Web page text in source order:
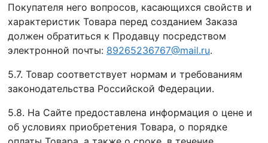
Покупателя него вопросов, касающихся свойств и
характеристик Товара перед созданием Заказа
должен обратиться к Продавцу посредством
электронной почты: 89265236767@mail.ru.
5.7. Товар соответствует нормам и требованиям
законодательства Российской Федерации.
5.8. На Сайте предоставлена информация о цене и
об условиях приобретения Товара, о порядке